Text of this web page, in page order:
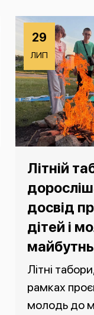
29
ЛИП
Літній
досвід
дітей і
Літні
рамках
молодь до